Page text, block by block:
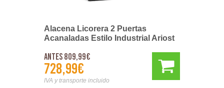
Alacena Licorera 2 Puertas
Acanaladas Estilo Industrial Ariost
Antes 809,99€
728,99€
IVA y transporte incluido